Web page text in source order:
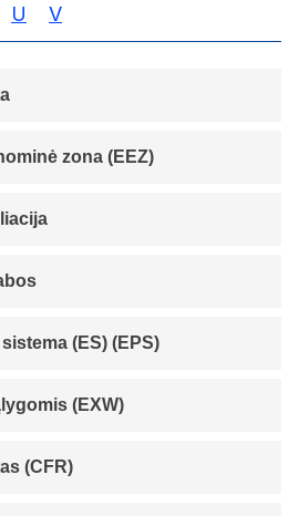
U V
zona (EEZ)
Įvežimo kainų sistema (ES) (EPS)
Kaina EXW sąlygomis (EXW)
Kaina ir frachtas (CFR)